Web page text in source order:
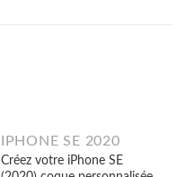
IPHONE SE 2020
Créez votre iPhone SE